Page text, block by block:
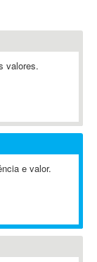
valores.
e valor.